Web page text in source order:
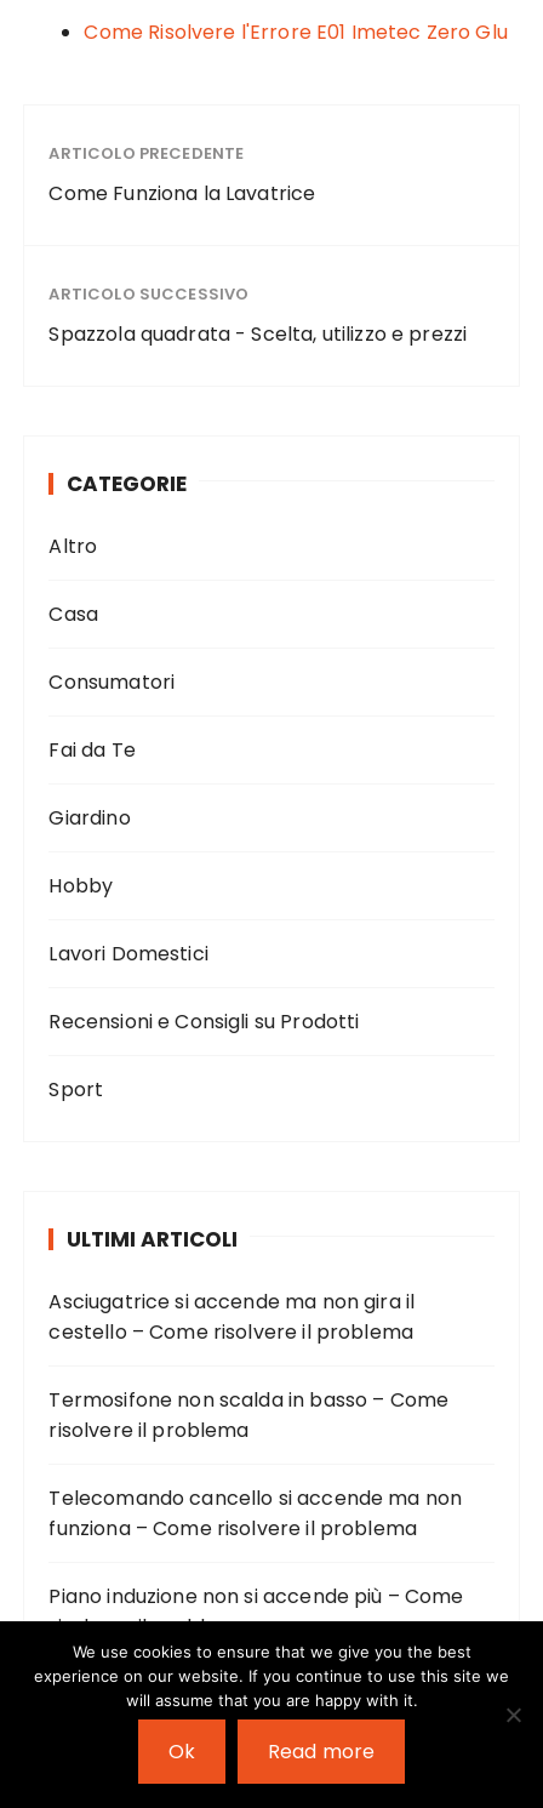
Come Risolvere l'Errore E01 Imetec Zero Glu​​
ARTICOLO PRECEDENTE
Come Funziona la Lavatrice
ARTICOLO SUCCESSIVO
Spazzola quadrata - Scelta, utilizzo e prezzi
CATEGORIE
Altro
Casa
Consumatori
Fai da Te
Giardino
Hobby
Lavori Domestici
Recensioni e Consigli su Prodotti
Sport
ULTIMI ARTICOLI
Asciugatrice si accende ma non gira il
cestello – Come risolvere il problema
Termosifone non scalda in basso – Come
risolvere il problema
Telecomando cancello si accende ma non
funziona – Come risolvere il problema
Piano induzione non si accende più – Come
risolvere il problema
Montalatte elettrico non funziona – Come
risolvere il problema
We use cookies to ensure that we give you the best
experience on our website. If you continue to use this site we
will assume that you are happy with it.
Ok Read more